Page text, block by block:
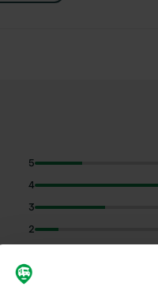
5
4
3
2
recensies over te lezen: